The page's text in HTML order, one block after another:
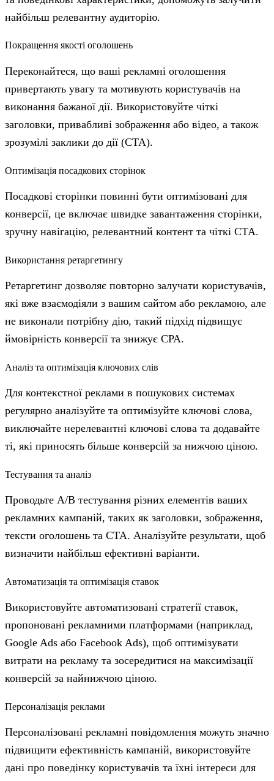
найбільш релевантну аудиторію.
Покращення якості оголошень
Переконайтеся, що ваші рекламні оголошення
привертають увагу та мотивують користувачів на
виконання бажаної дії. Використовуйте чіткі
заголовки, привабливі зображення або відео, а також
зрозумілі заклики до дії (CTA).
Оптимізація посадкових сторінок
Посадкові сторінки повинні бути оптимізовані для
конверсії, це включає швидке завантаження сторінки,
зручну навігацію, релевантний контент та чіткі CTA.
Використання ретаргетингу
Ретаргетинг дозволяє повторно залучати користувачів,
які вже взаємодіяли з вашим сайтом або рекламою, але
не виконали потрібну дію, такий підхід підвищує
ймовірність конверсії та знижує CPA.
Аналіз та оптимізація ключових слів
Для контекстної реклами в пошукових системах
регулярно аналізуйте та оптимізуйте ключові слова,
виключайте нерелевантні ключові слова та додавайте
ті, які приносять більше конверсій за нижчою ціною.
Тестування та аналіз
Проводьте A/B тестування різних елементів ваших
рекламних кампаній, таких як заголовки, зображення,
тексти оголошень та CTA. Аналізуйте результати, щоб
визначити найбільш ефективні варіанти.
Автоматизація та оптимізація ставок
Використовуйте автоматизовані стратегії ставок,
пропоновані рекламними платформами (наприклад,
Google Ads або Facebook Ads), щоб оптимізувати
витрати на рекламу та зосередитися на максимізації
конверсій за найнижчою ціною.
Персоналізація реклами
Персоналізовані рекламні повідомлення можуть значно
підвищити ефективність кампаній, використовуйте
дані про поведінку користувачів та їхні інтереси для